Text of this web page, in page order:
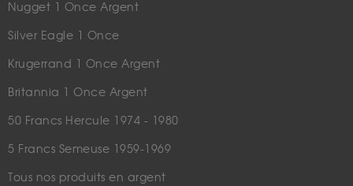
Nugget 1 Once Argent
Silver Eagle 1 Once
Krugerrand 1 Once Argent
Britannia 1 Once Argent
50 Francs Hercule 1974 - 1980
5 Francs Semeuse 1959-1969
Tous nos produits en argent